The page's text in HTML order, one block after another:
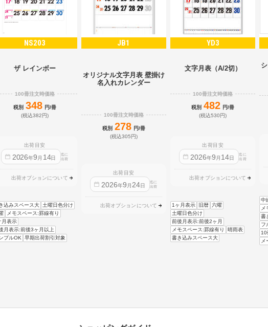
NS203
ザ レインボー
100冊注文時価格
税別 348 円/冊
(税込382円)
出荷目安
2026年9 月 14日
迄に
出荷
出荷オプションについて
込みスペース大
土曜日色分け
メモスペース:罫線有り
月表示
月表示:前後3ヶ月以上
プルOK
早期出荷割引対象
JB1
オリジナル文字月表 壁掛け
名入れカレンダー
100冊注文時価格
税別 278 円/冊
(税込305円)
出荷目安
2026年9 月 24日
迄に
出荷
出荷オプションについて
YD3
文字月表（A/2切）
100冊注文時価格
税別 482 円/冊
(税込530円)
出荷目安
2026年9 月 14日
迄に
出荷
出荷オプションについて
1ヶ月表示 旧暦 六曜
土曜日色分け
前後月表示:前後2ヶ月
メモスペース:罫線有り
晴雨表
書き込みスペース大
中
メ
書
フ
10